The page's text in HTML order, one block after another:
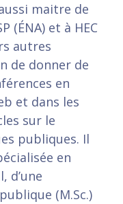
maitre de
(ÉNA) et à HEC
autres
de donner de
en
et dans les
sur le
publiques. Il
en
d’une
(M.Sc.)